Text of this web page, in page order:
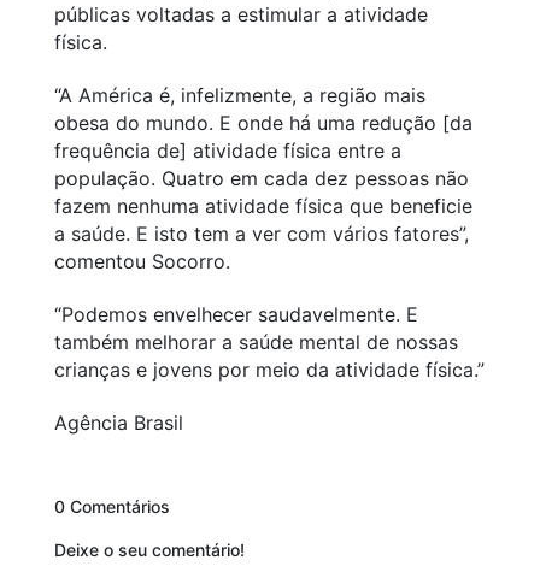
públicas voltadas a estimular a atividade
física.
“A América é, infelizmente, a região mais
obesa do mundo. E onde há uma redução [da
frequência de] atividade física entre a
população. Quatro em cada dez pessoas não
fazem nenhuma atividade física que beneficie
a saúde. E isto tem a ver com vários fatores”,
comentou Socorro.
“Podemos envelhecer saudavelmente. E
também melhorar a saúde mental de nossas
crianças e jovens por meio da atividade física.”
Agência Brasil
0 Comentários
Deixe o seu comentário!